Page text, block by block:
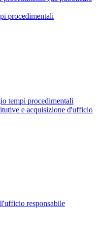
procedimentali
tempi procedimentali
e acquisizione d'ufficio
responsabile